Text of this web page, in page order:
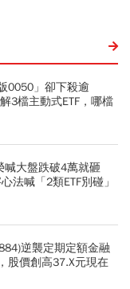
0050」卻下殺逾
3檔主動式ETF，哪檔
喊大盤跌破4萬就砸
法喊「2類ETF別碰」
逆襲定期定額金融
股價創高37.X元現在